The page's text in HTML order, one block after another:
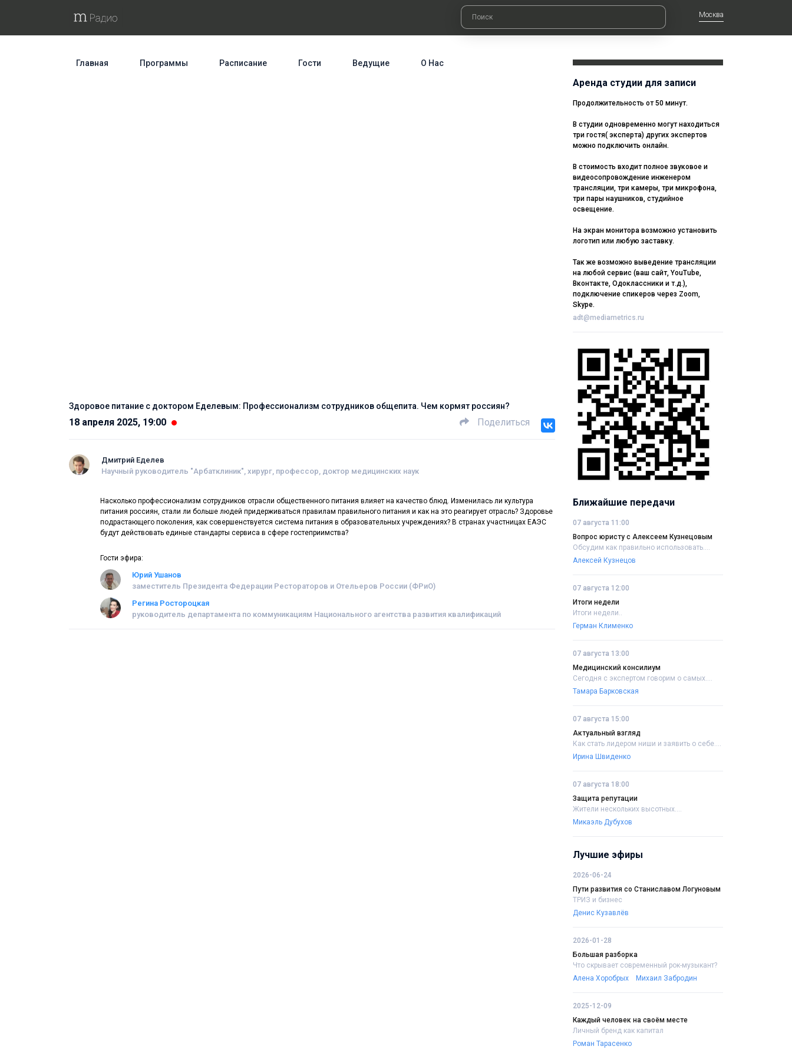
Москва
Главная Программы Расписание Гости Ведущие О Нас
Здоровое питание с доктором Еделевым: Профессионализм сотрудников общепита. Чем кормят россиян?
18 апреля 2025, 19:00 Поделиться
Дмитрий Еделев
Научный руководитель "Арбатклиник", хирург, профессор, доктор медицинских наук
Насколько профессионализм сотрудников отрасли общественного питания влияет на качество блюд. Изменилась ли культура
питания россиян, стали ли больше людей придерживаться правилам правильного питания и как на это реагирует отрасль? Здоровье
подрастающего поколения, как совершенствуется система питания в образовательных учреждениях? В странах участницах ЕАЭС
будут действовать единые стандарты сервиса в сфере гостеприимства?
Гости эфира:
Юрий Ушанов
заместитель Президента Федерации Рестораторов и Отельеров России (ФРиО)
Регина Ростороцкая
руководитель департамента по коммуникациям Национального агентства развития квалификаций
Аренда студии для записи
Продолжительность от 50 минут.
В студии одновременно могут находиться
три гостя( эксперта) других экспертов
можно подключить онлайн.
В стоимость входит полное звуковое и
видеосопровождение инженером
трансляции, три камеры, три микрофона,
три пары наушников, студийное
освещение.
На экран монитора возможно установить
логотип или любую заставку.
Так же возможно выведение трансляции
на любой сервис (ваш сайт, YouTube,
Вконтакте, Одоклассники и т.д.),
подключение спикеров через Zoom,
Skype.
adt@mediametrics.ru
Ближайшие передачи
07 августа 11:00
Вопрос юристу с Алексеем Кузнецовым
Обсудим как правильно использовать....
Алексей Кузнецов
07 августа 12:00
Итоги недели
Итоги недели..
Герман Клименко
07 августа 13:00
Медицинский консилиум
Сегодня с экспертом говорим о самых....
Тамара Барковская
07 августа 15:00
Актуальный взгляд
Как стать лидером ниши и заявить о себе....
Ирина Швиденко
07 августа 18:00
Защита репутации
Жители нескольких высотных....
Микаэль Дубухов
Лучшие эфиры
2026-06-24
Пути развития со Станиславом Логуновым
ТРИЗ и бизнес
Денис Кузавлёв
2026-01-28
Большая разборка
Что скрывает современный рок-музыкант?
Алена Хоробрых
Михаил Забродин
2025-12-09
Каждый человек на своём месте
Личный бренд как капитал
Роман Тарасенко